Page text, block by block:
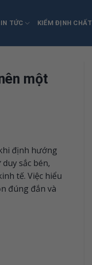
TỨC KIỂM ĐỊNH
một
định hướng
sắc bén,
tế. Việc hiểu
đúng đắn và